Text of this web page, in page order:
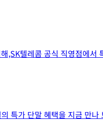
,SK텔레콤 공식 직영점에서
특가 단말 혜택을 지금 만